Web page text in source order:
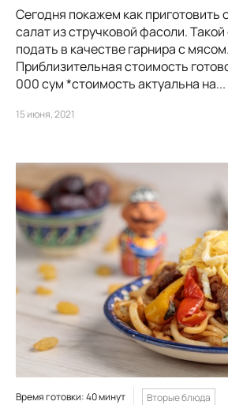
Сегодня покажем как приготовить
салат из стручковой фасоли.
подать в качестве гарнира с мясом.
Приблизительная стоимость
000 сум *стоимость актуальна на...
15 июня, 2021
Время готовки: 40 минут Вторые блюда